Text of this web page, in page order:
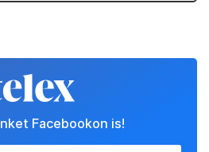
Facebookon is!